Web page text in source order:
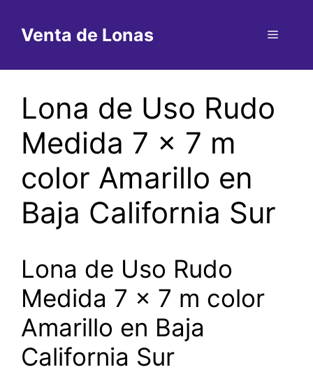
contenido
Venta de Lonas Menú
Lona de Uso Rudo
Medida 7 x 7 m
color Amarillo en
Baja California Sur
Lona de Uso Rudo
Medida 7 x 7 m color
Amarillo en Baja
California Sur